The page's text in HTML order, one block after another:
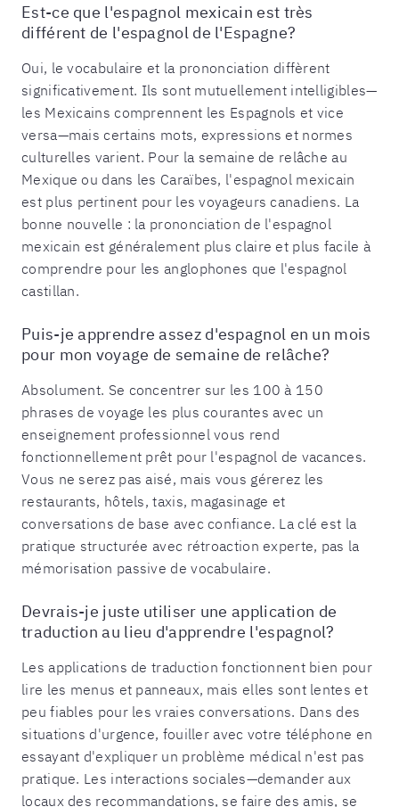
Est-ce que l'espagnol mexicain est très
différent de l'espagnol de l'Espagne?
Oui, le vocabulaire et la prononciation diffèrent
significativement. Ils sont mutuellement intelligibles—
les Mexicains comprennent les Espagnols et vice
versa—mais certains mots, expressions et normes
culturelles varient. Pour la semaine de relâche au
Mexique ou dans les Caraïbes, l'espagnol mexicain
est plus pertinent pour les voyageurs canadiens. La
bonne nouvelle : la prononciation de l'espagnol
mexicain est généralement plus claire et plus facile à
comprendre pour les anglophones que l'espagnol
castillan.
Puis-je apprendre assez d'espagnol en un mois
pour mon voyage de semaine de relâche?
Absolument. Se concentrer sur les 100 à 150
phrases de voyage les plus courantes avec un
enseignement professionnel vous rend
fonctionnellement prêt pour l'espagnol de vacances.
Vous ne serez pas aisé, mais vous gérerez les
restaurants, hôtels, taxis, magasinage et
conversations de base avec confiance. La clé est la
pratique structurée avec rétroaction experte, pas la
mémorisation passive de vocabulaire.
Devrais-je juste utiliser une application de
traduction au lieu d'apprendre l'espagnol?
Les applications de traduction fonctionnent bien pour
lire les menus et panneaux, mais elles sont lentes et
peu fiables pour les vraies conversations. Dans des
situations d'urgence, fouiller avec votre téléphone en
essayant d'expliquer un problème médical n'est pas
pratique. Les interactions sociales—demander aux
locaux des recommandations, se faire des amis, se